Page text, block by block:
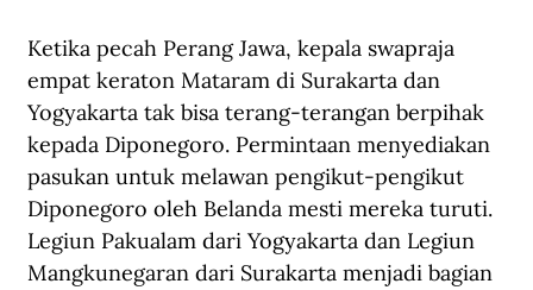
Ketika pecah Perang Jawa, kepala swapraja
empat keraton Mataram di Surakarta dan
Yogyakarta tak bisa terang-terangan berpihak
kepada Diponegoro. Permintaan menyediakan
pasukan untuk melawan pengikut-pengikut
Diponegoro oleh Belanda mesti mereka turuti.
Legiun Pakualam dari Yogyakarta dan Legiun
Mangkunegaran dari Surakarta menjadi bagian